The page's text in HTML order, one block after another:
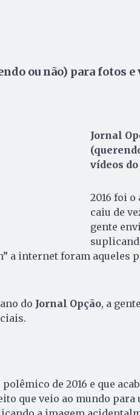
ou não) para fotos
Jornal
vídeos
2016 foi o
caiu de
gente
a internet foram aqueles
do Jornal Opção, a
de 2016 e que
que veio ao mundo para